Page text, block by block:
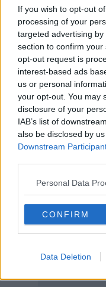
If you wish to opt-out
processing of your
targeted advertising
section to confirm
opt-out request is
interest-based ads
us or personal
your opt-out. You may
disclosure of your
IAB’s list of
also be disclosed by
Downstream
Personal Data
CONFIRM
Data Deletion
CHIUSI — Alle 23 la
che si sono recati alle
recato ai seggi solo il
Chiusi continua a far
rispetto alle 19 il
sensibilmente.
Rispetto alla precedete
aventi diritto al voto.
Domani, lunedì 4 ottobre,
chiudersi definitivamente
spoglio delle schede e